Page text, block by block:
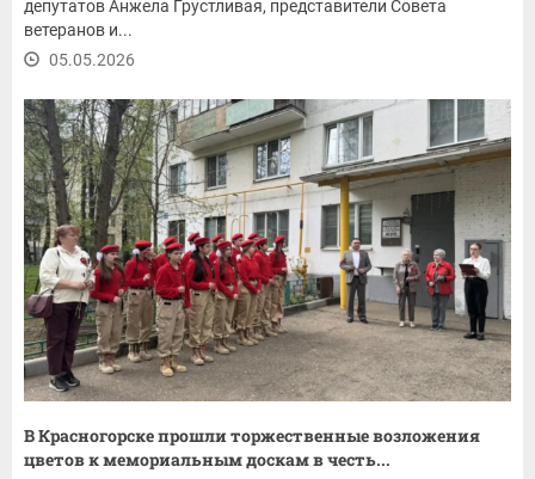
депутатов Анжела Грустливая, представители Совета
ветеранов и...
05.05.2026
В Красногорске прошли торжественные возложения
цветов к мемориальным доскам в честь...